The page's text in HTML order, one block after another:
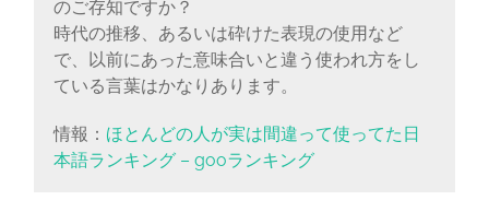
のご存知ですか？
時代の推移、あるいは砕けた表現の使用など
で、以前にあった意味合いと違う使われ方をし
ている言葉はかなりあります。
情報： ほとんどの人が実は間違って使ってた日
本語ランキング – gooランキング